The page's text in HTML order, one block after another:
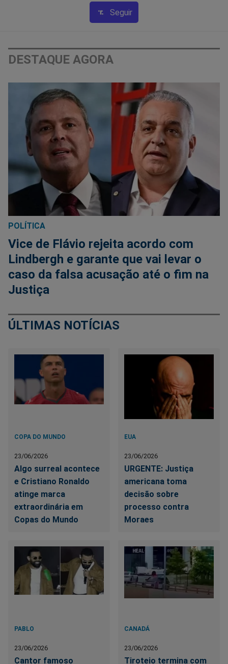
Seguir
DESTAQUE AGORA
POLÍTICA
Vice de Flávio rejeita acordo com
Lindbergh e garante que vai levar o
caso da falsa acusação até o fim na
Justiça
ÚLTIMAS NOTÍCIAS
COPA DO MUNDO
23/06/2026
Algo surreal acontece
e Cristiano Ronaldo
atinge marca
extraordinária em
Copas do Mundo
EUA
23/06/2026
URGENTE: Justiça
americana toma
decisão sobre
processo contra
Moraes
PABLO
23/06/2026
Cantor famoso
CANADÁ
23/06/2026
Tiroteio termina com